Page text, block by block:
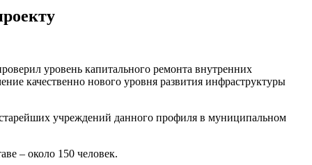
уровень капитального ремонта внутренних
качественно нового уровня развития инфраструктуры
учреждений данного профиля в муниципальном
– около 150 человек.